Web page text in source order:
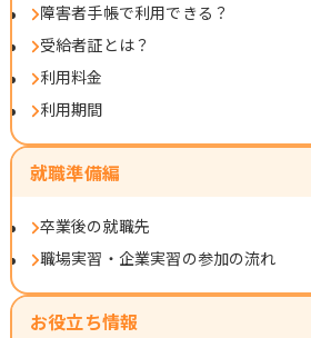
障害者手帳で利用できる？
受給者証とは？
利用料金
利用期間
就職準備編
卒業後の就職先
職場実習・企業実習の参加の流れ
お役立ち情報